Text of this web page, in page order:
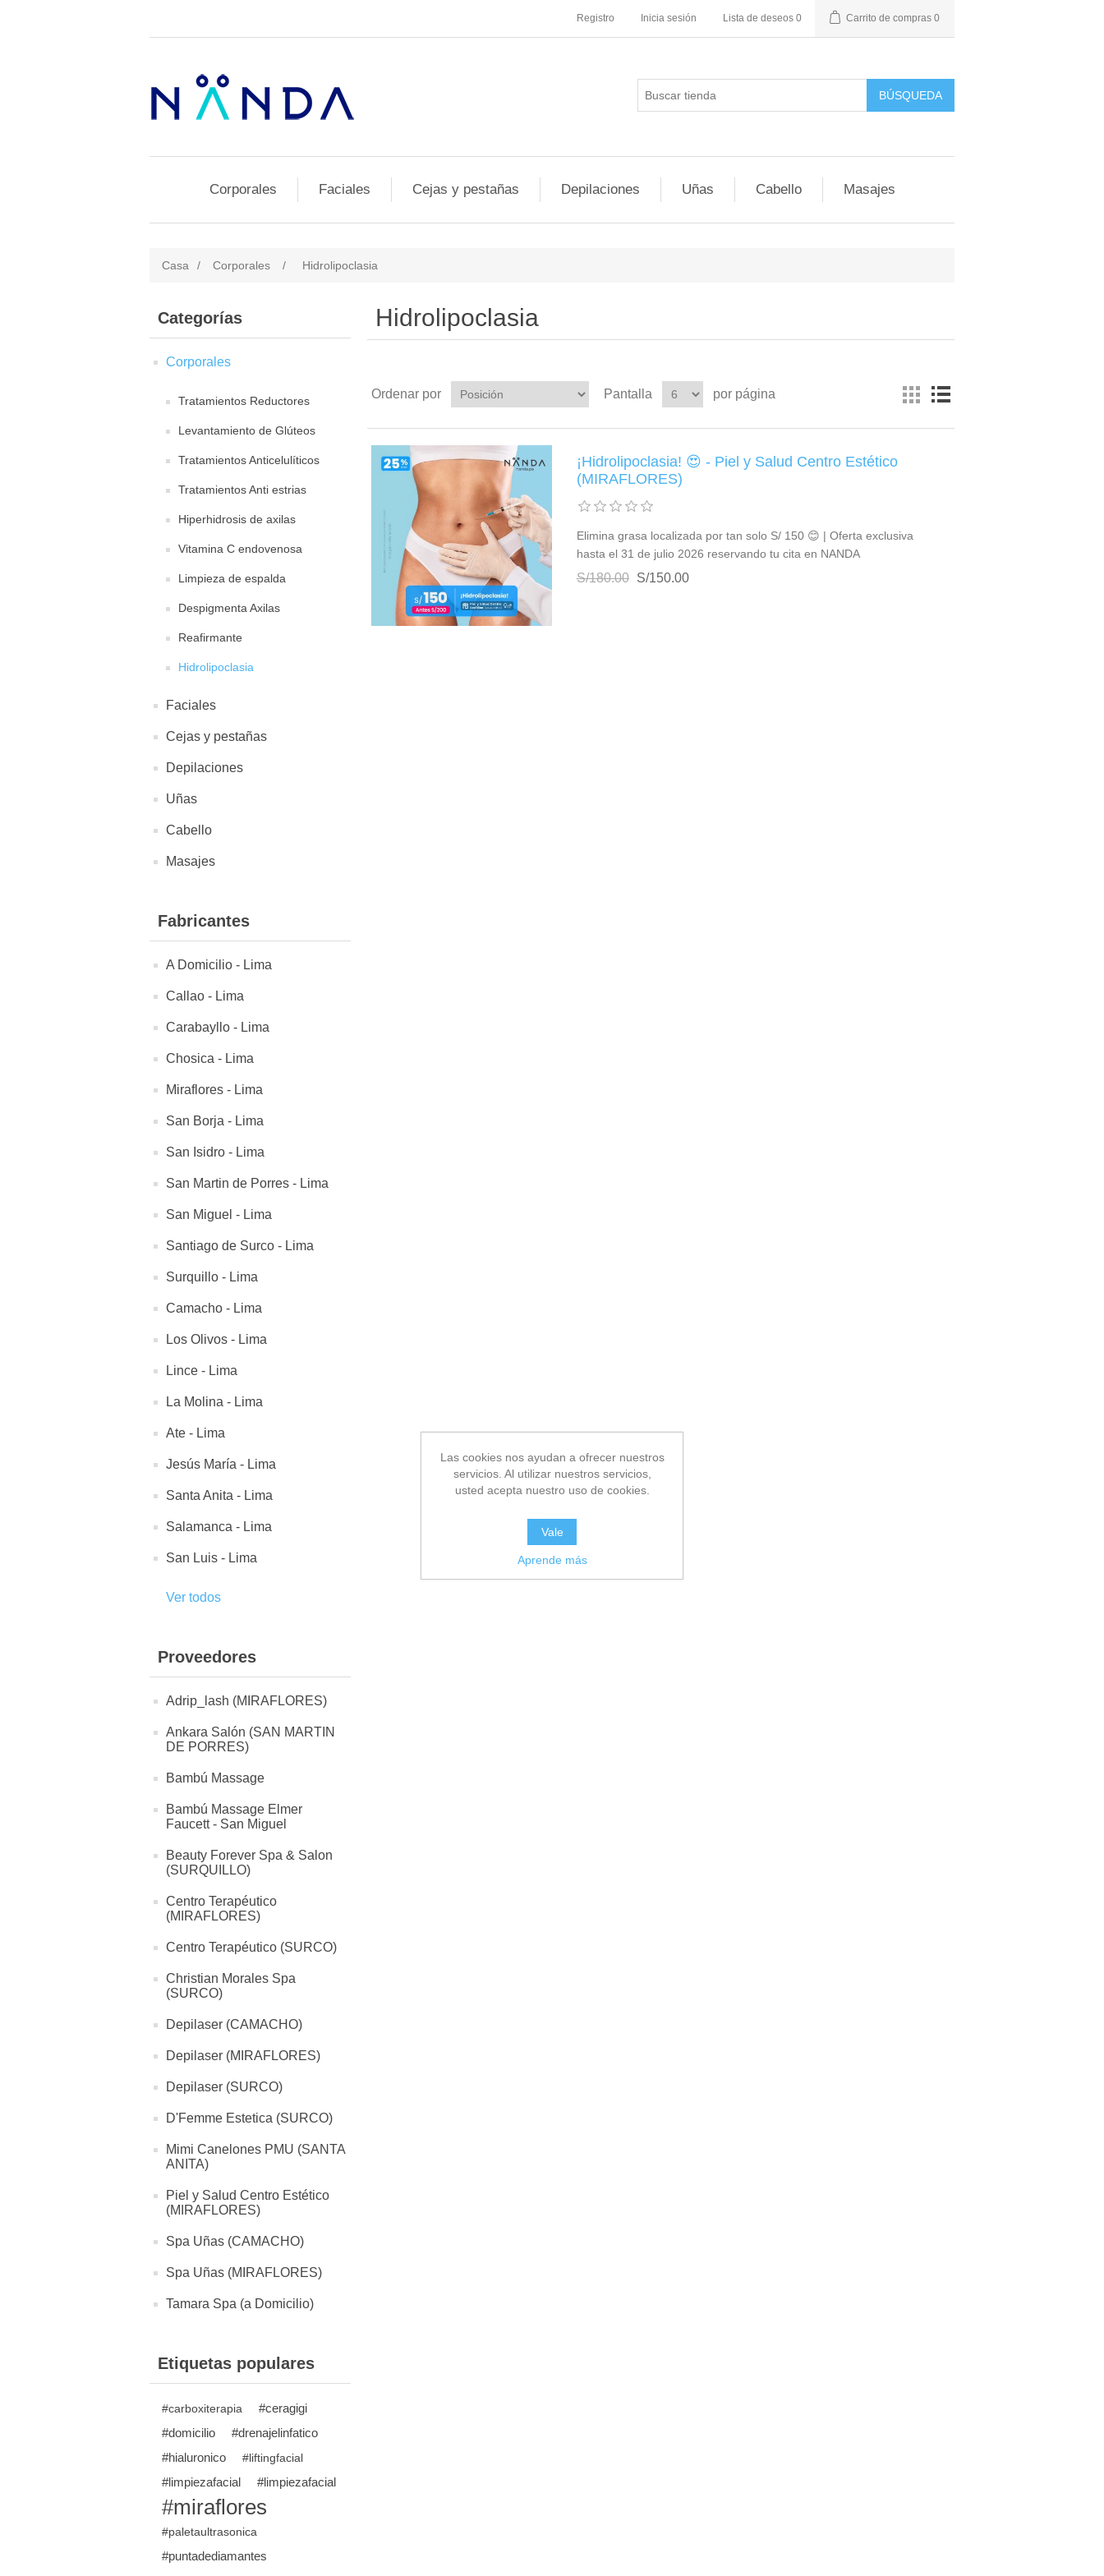
Registro Inicia sesión Lista de deseos 0 Carrito de compras 0
BÚSQUEDA
Corporales Faciales Cejas y pestañas Depilaciones Uñas Cabello Masajes
Casa / Corporales / Hidrolipoclasia
Categorías
Corporales
Tratamientos Reductores
Levantamiento de Glúteos
Tratamientos Anticelulíticos
Tratamientos Anti estrias
Hiperhidrosis de axilas
Vitamina C endovenosa
Limpieza de espalda
Despigmenta Axilas
Reafirmante
Hidrolipoclasia
Faciales
Cejas y pestañas
Depilaciones
Uñas
Cabello
Masajes
Fabricantes
A Domicilio - Lima
Callao - Lima
Carabayllo - Lima
Chosica - Lima
Miraflores - Lima
San Borja - Lima
San Isidro - Lima
San Martin de Porres - Lima
San Miguel - Lima
Santiago de Surco - Lima
Surquillo - Lima
Camacho - Lima
Los Olivos - Lima
Lince - Lima
La Molina - Lima
Ate - Lima
Jesús María - Lima
Santa Anita - Lima
Salamanca - Lima
San Luis - Lima
Ver todos
Proveedores
Adrip_lash (MIRAFLORES)
Ankara Salón (SAN MARTIN
DE PORRES)
Bambú Massage
Bambú Massage Elmer
Faucett - San Miguel
Beauty Forever Spa & Salon
(SURQUILLO)
Centro Terapéutico
(MIRAFLORES)
Centro Terapéutico (SURCO)
Christian Morales Spa
(SURCO)
Depilaser (CAMACHO)
Depilaser (MIRAFLORES)
Depilaser (SURCO)
D'Femme Estetica (SURCO)
Mimi Canelones PMU (SANTA
ANITA)
Piel y Salud Centro Estético
(MIRAFLORES)
Spa Uñas (CAMACHO)
Spa Uñas (MIRAFLORES)
Tamara Spa (a Domicilio)
Etiquetas populares
#carboxiterapia
#ceragigi
#domicilio
#drenajelinfatico
#hialuronico
#liftingfacial
#limpiezafacial #limpiezafacial
#miraflores
#paletaultrasonica
#puntadediamantes
Hidrolipoclasia
Ordenar por Pantalla por página
¡Hidrolipoclasia! 😍 - Piel y Salud Centro Estético
(MIRAFLORES)
Elimina grasa localizada por tan solo S/ 150 😊 | Oferta exclusiva
hasta el 31 de julio 2026 reservando tu cita en NANDA
S/180.00 S/150.00
Las cookies nos ayudan a ofrecer nuestros
servicios. Al utilizar nuestros servicios,
usted acepta nuestro uso de cookies.
Vale
Aprende más